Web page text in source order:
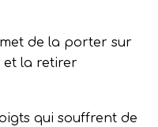
de la porter sur
et la retirer
qui souffrent de